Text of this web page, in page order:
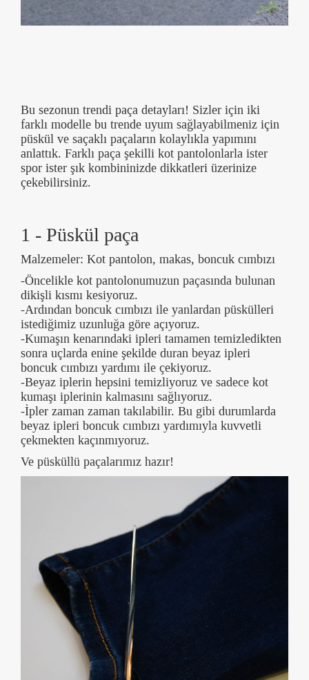
Bu sezonun trendi paça detayları! Sizler için iki
farklı modelle bu trende uyum sağlayabilmeniz için
püskül ve saçaklı paçaların kolaylıkla yapımını
anlattık. Farklı paça şekilli kot pantolonlarla ister
spor ister şık kombininizde dikkatleri üzerinize
çekebilirsiniz.
1 - Püskül paça
Malzemeler: Kot pantolon, makas, boncuk cımbızı
-Öncelikle kot pantolonumuzun paçasında bulunan
dikişli kısmı kesiyoruz.
-Ardından boncuk cımbızı ile yanlardan püskülleri
istediğimiz uzunluğa göre açıyoruz.
-Kumaşın kenarındaki ipleri tamamen temizledikten
sonra uçlarda enine şekilde duran beyaz ipleri
boncuk cımbızı yardımı ile çekiyoruz.
-Beyaz iplerin hepsini temizliyoruz ve sadece kot
kumaşı iplerinin kalmasını sağlıyoruz.
-İpler zaman zaman takılabilir. Bu gibi durumlarda
beyaz ipleri boncuk cımbızı yardımıyla kuvvetli
çekmekten kaçınmıyoruz.
Ve püsküllü paçalarımız hazır!